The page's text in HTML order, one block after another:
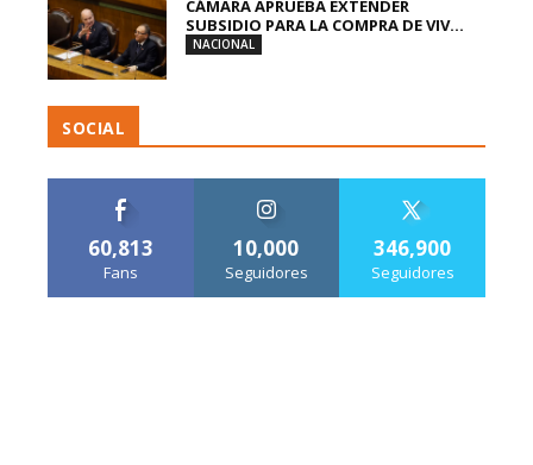
CÁMARA APRUEBA EXTENDER
SUBSIDIO PARA LA COMPRA DE VIV...
NACIONAL
SOCIAL
60,813
Fans
10,000
Seguidores
346,900
Seguidores